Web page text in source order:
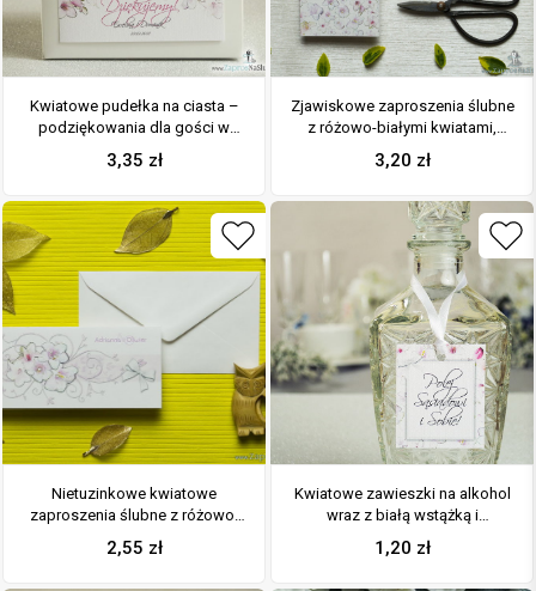
Kwiatowe pudełka na ciasta –
podziękowania dla gości w
formie pudełek na ciasto z
motywem różowo-białych
3,35 zł
Zjawiskowe zaproszenia ślubne
z różowo-białymi kwiatami,
przewiązane wstążką
satynowaną w kolorze białym.
3,20 zł
Nietuzinkowe kwiatowe
zaproszenia ślubne z różowo-
białymi kwiatami i motywem
ozdobnym. ZAP-94-07
2,55 zł
Kwiatowe zawieszki na alkohol
wraz z białą wstążką i
prostokątnym motywem
różowo-białych kwiatów
1,20 zł